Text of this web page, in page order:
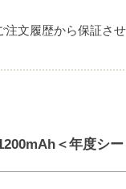
文履歴から保証させ
＜年度シー